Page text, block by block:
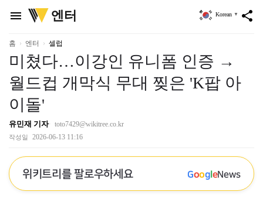
menu
위
키
리
엔터 share
Korean ▼
홈 엔터 셀럽
미쳤다…이강인 유니폼 인증 →
월드컵 개막식 무대 찢은 'K팝 아
이돌'
유민재 기자 toto7429@wikitree.co.kr
작성일 2026-06-13 11:16
위키트리를 팔로우하세요 GoogleNews